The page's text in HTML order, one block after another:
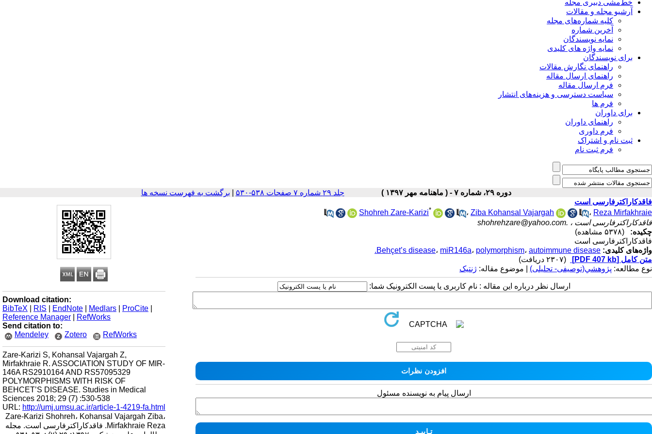
خط‌مشی دبیری مجله
آرشیو مجله و مقالات
کلیه شماره‌های مجله
آخرین شماره
نمایه نویسندگان
نمایه واژه های کلیدی
برای نویسندگان
راهنمای نگارش مقالات
راهنمای ارسال مقاله
فرم ارسال مقاله
سیاست دسترسی و هزینه‌های انتشار
فرم ها
برای داوران
راهنمای داوران
فرم داوری
ثبت نام و اشتراک
فرم ثبت نام
دوره ۲۹، شماره ۷ - ( ماهنامه مهر ۱۳۹۷ ) جلد ۲۹ شماره ۷ صفحات ۵۳۸-۵۳۰ برگشت به فهرست نسخه ها
Download citation:
BibTeX
RIS EndNote Medlars ProCite
Reference Manager
RefWorks
Send citation to:
Mendeley
Zotero RefWorks
Zare-Karizi S, Kohansal Vajargah Z,
Mirfakhraie R. ASSOCIATION STUDY OF MIR-
146A RS2910164 AND RS57095329
POLYMORPHISMS WITH RISK OF
BEHCET’S DISEASE. Studies in Medical
Sciences 2018; 29 (7) :530-538
URL: http://umj.umsu.ac.ir/article-1-4219-fa.html
Zare-Karizi Shohreh، Kohansal Vajargah Ziba،
Mirfakhraie Reza. فاقدکاراکترفارسی است. مجله
فاقدکاراکترفارسی است
Shohreh Zare-Karizi* ، Ziba Kohansal Vajargah ، Reza Mirfakhraie
فاقدکاراکترفارسی است ، shohrehzare@yahoo.com.
چکیده:
(۵۳۷۸ مشاهده)
فاقدکاراکترفارسی است
واژه‌های کلیدی:
Behçet’s disease، miR146a، polymorphism، autoimmune disease.
متن کامل [PDF 407 kb]
(۲۳۰۷ دریافت)
نوع مطالعه: پژوهشي(توصیفی- تحلیلی) | موضوع مقاله: ژنتیک
ارسال نظر درباره این مقاله : نام کاربری یا پست الکترونیک شما:
ارسال پیام به نویسنده مسئول